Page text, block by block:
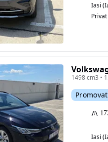
Iasi
1498 cm3 •
Promovat
Iasi